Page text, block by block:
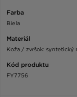
Farba
Biela
Materiál
Koža / zvršok: syntetický
Kód produktu
FY7756